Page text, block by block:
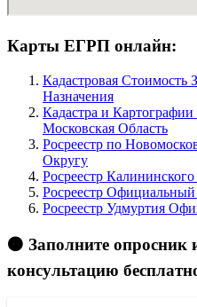
Карты ЕГРП онлайн:
Кадастровая
Назначения
Кадастра и
Московская Область
Росреестр по
Округу
Росреестр
Росреестр
Росреестр Удмуртия
🟠 Заполните опросник
консультацию